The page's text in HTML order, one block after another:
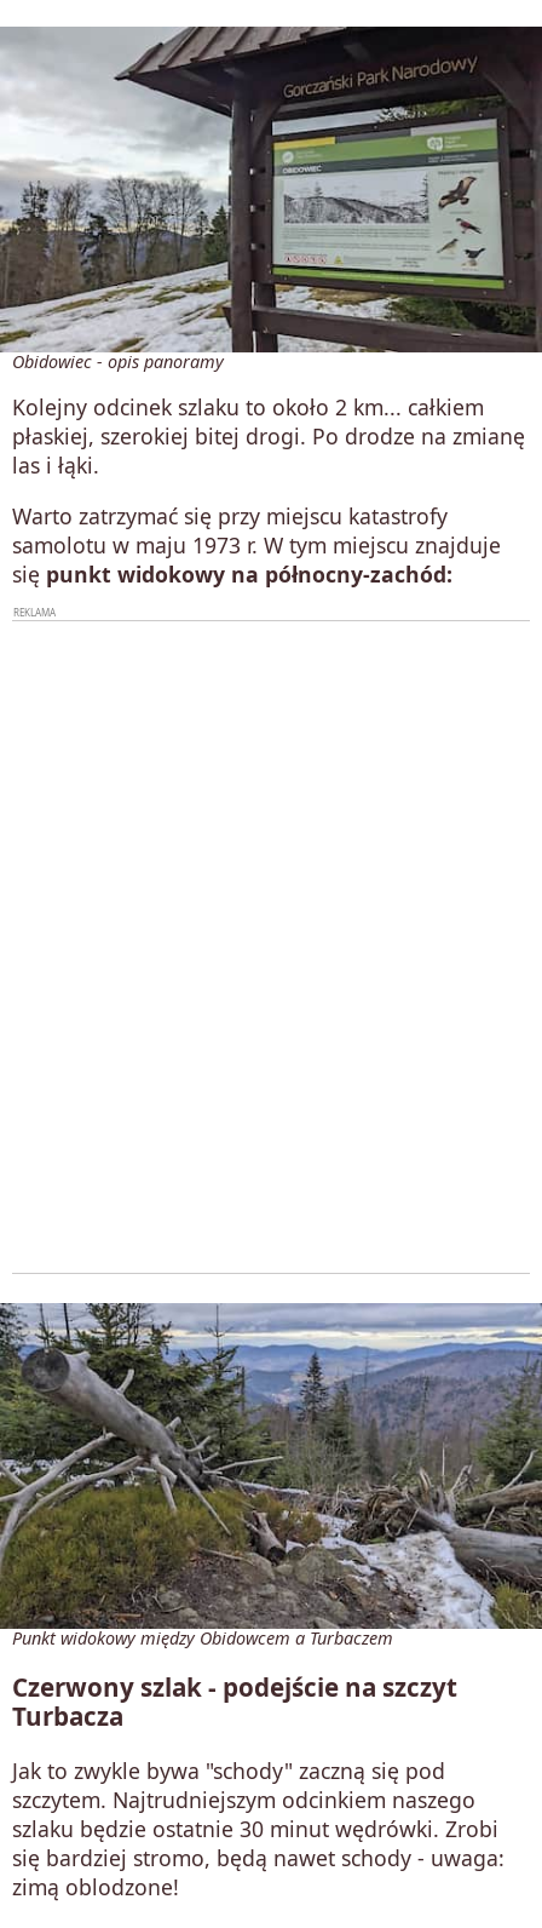
Obidowiec - opis panoramy
Kolejny odcinek szlaku to około 2 km... całkiem
płaskiej, szerokiej bitej drogi. Po drodze na zmianę
las i łąki.
Warto zatrzymać się przy miejscu katastrofy
samolotu w maju 1973 r. W tym miejscu znajduje
się punkt widokowy na północny-zachód:
Punkt widokowy między Obidowcem a Turbaczem
Czerwony szlak - podejście na szczyt
Turbacza
Jak to zwykle bywa "schody" zaczną się pod
szczytem. Najtrudniejszym odcinkiem naszego
szlaku będzie ostatnie 30 minut wędrówki. Zrobi
się bardziej stromo, będą nawet schody - uwaga:
zimą oblodzone!